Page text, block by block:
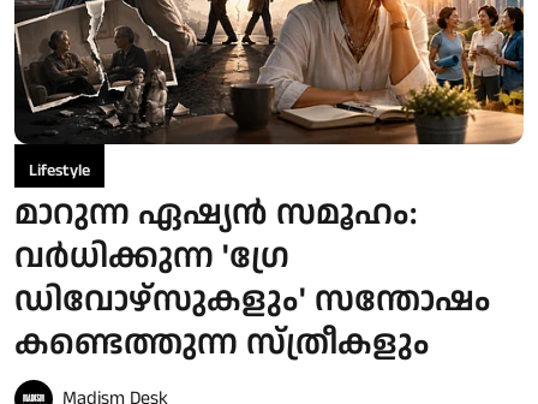
Lifestyle
മാറുന്ന ഏഷ്യൻ സമൂഹം:
വർധിക്കുന്ന 'ഗ്രേ
ഡിവോഴ്‌സുകളും' സന്തോഷം
കണ്ടെത്തുന്ന സ്ത്രീകളും
Madism Desk